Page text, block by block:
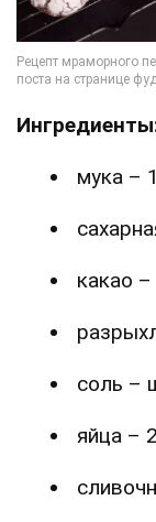
мука –
какао –
соль –
яйца –